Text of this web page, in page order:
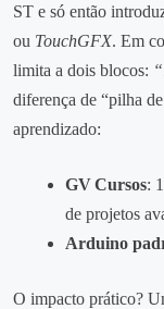
ST e só então
ou TouchGFX. Em
limita a dois blocos:
diferença de “pilha
aprendizado:
GV Cursos:
de projetos
Arduino
O impacto prático?